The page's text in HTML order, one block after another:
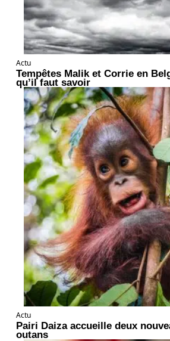
Actu
Tempêtes Malik et Corrie en
qu’il faut savoir
Actu
Pairi Daiza accueille deux
outans